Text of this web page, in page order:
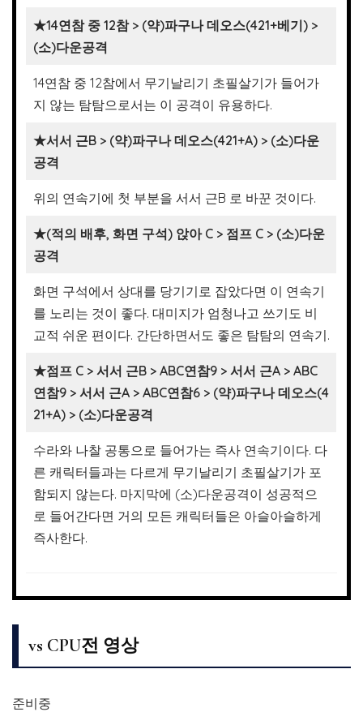
★14연참 중 12참 > (약)파구나 데오스(421+베기) >
(소)다운공격
14연참 중 12참에서 무기날리기 초필살기가 들어가
지 않는 탐탐으로서는 이 공격이 유용하다.
★서서 근B > (약)파구나 데오스(421+A) > (소)다운
공격
위의 연속기에 첫 부분을 서서 근B 로 바꾼 것이다.
★(적의 배후, 화면 구석) 앉아 C > 점프 C > (소)다운
공격
화면 구석에서 상대를 당기기로 잡았다면 이 연속기
를 노리는 것이 좋다. 대미지가 엄청나고 쓰기도 비
교적 쉬운 편이다. 간단하면서도 좋은 탐탐의 연속기.
★점프 C > 서서 근B > ABC연참9 > 서서 근A > ABC
연참9 > 서서 근A > ABC연참6 > (약)파구나 데오스(4
21+A) > (소)다운공격
수라와 나찰 공통으로 들어가는 즉사 연속기이다. 다
른 캐릭터들과는 다르게 무기날리기 초필살기가 포
함되지 않는다. 마지막에 (소)다운공격이 성공적으
로 들어간다면 거의 모든 캐릭터들은 아슬아슬하게
즉사한다.
vs CPU전 영상
준비중